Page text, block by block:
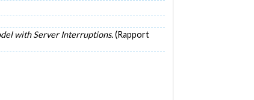
with Server Interruptions.(Rapport